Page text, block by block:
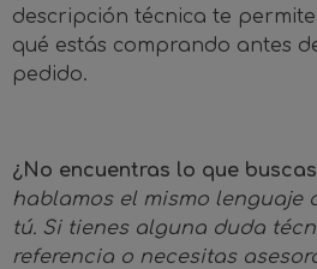
descripción técnica te
qué estás comprando antes
pedido.
¿No encuentras lo que
hablamos el mismo lenguaje
tú. Si tienes alguna duda
referencia o necesitas